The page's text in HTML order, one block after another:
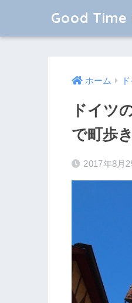
Good
ホーム
ドイツ
で町歩
2017年8月